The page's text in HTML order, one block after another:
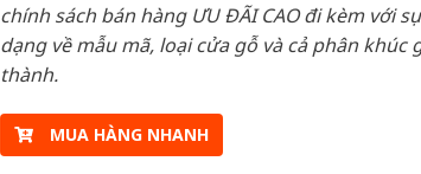
chính sách bán hàng ƯU ĐÃI CAO đi kèm với
dạng về mẫu mã, loại cửa gỗ và cả phân khúc
thành.
MUA HÀNG NHANH